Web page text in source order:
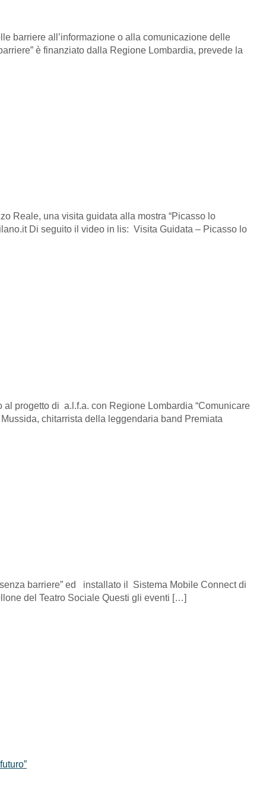
barriere all’informazione o alla comunicazione delle
è finanziato dalla Regione Lombardia, prevede la
Reale, una visita guidata alla mostra “Picasso lo
Di seguito il video in lis: Visita Guidata – Picasso lo
al progetto di a.l.f.a. con Regione Lombardia “Comunicare
chitarrista della leggendaria band Premiata
barriere” ed installato il Sistema Mobile Connect di
del Teatro Sociale Questi gli eventi […]